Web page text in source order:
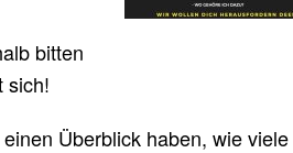
bitten
sich!
Überblick haben, wie